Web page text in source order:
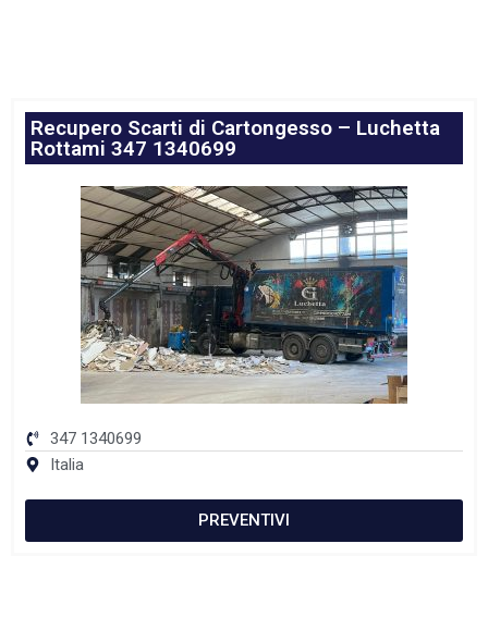
Recupero Scarti di Cartongesso – Luchetta
Rottami 347 1340699
347 1340699
Italia
PREVENTIVI